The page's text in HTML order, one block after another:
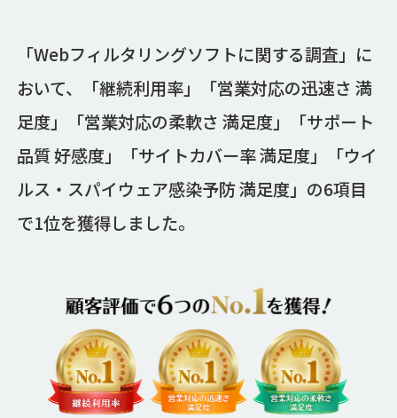
「Webフィルタリングソフトに関する調査」に
おいて、「継続利用率」「営業対応の迅速さ 満
足度」「営業対応の柔軟さ 満足度」「サポート
品質 好感度」「サイトカバー率 満足度」「ウイ
ルス・スパイウェア感染予防 満足度」の6項目
で1位を獲得しました。